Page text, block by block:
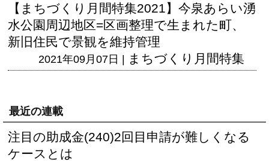
【まちづくり月間特集2021】今泉あらい湧
水公園周辺地区=区画整理で生まれた町、
新旧住民で景観を維持管理
2021年09月07日 | まちづくり月間特集
最近の連載
注目の助成金(240)2回目申請が難しくなる
ケースとは